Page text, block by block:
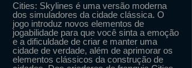
Cities: Skylines é uma versão moderna
dos simuladores da cidade clássica. O
jogo introduz novos elementos de
jogabilidade para que você sinta a emoção
e a dificuldade de criar e manter uma
cidade de verdade, além de aprimorar os
elementos clássicos da construção de